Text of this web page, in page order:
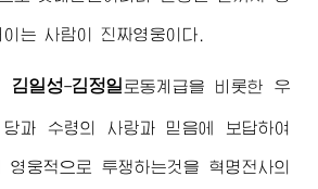
는 사람이 진짜영웅이다.
김일성-김정일 로동계급을 비롯한 우
과 수령의 사랑과 믿음에 보답하여
웅적으로 투쟁하는것을 혁명전사의